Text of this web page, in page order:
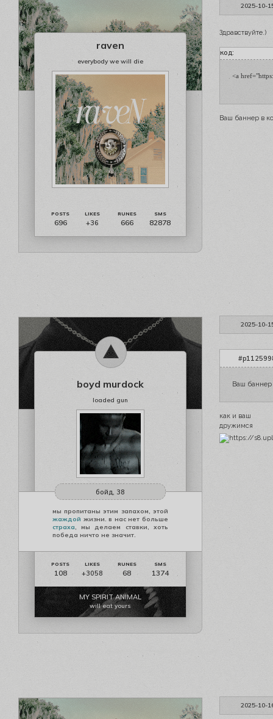
2025-10-
raven
everybody we will die
696 +36 666 82878
Здравствуйте.)
код:
<a
Ваш баннер в
2025-10-
boyd murdock
loaded gun
бойд, 38
мы пропитаны этим запахом, этой
жаждой жизни. в нас нет больше
страха, мы делаем ставки, хоть
победа ничто не значит.
108 +3058 68 1374
MY SPIRIT ANIMAL
will eat yours
Ваш баннер
как и ваш
дружимся
2025-10-